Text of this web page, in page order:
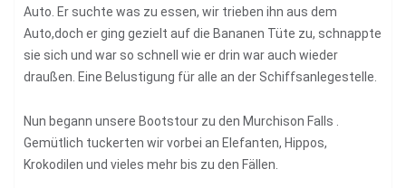
Auto. Er suchte was zu essen, wir trieben ihn aus dem
Auto,doch er ging gezielt auf die Bananen Tüte zu, schnappte
sie sich und war so schnell wie er drin war auch wieder
draußen. Eine Belustigung für alle an der Schiffsanlegestelle.
Nun begann unsere Bootstour zu den Murchison Falls .
Gemütlich tuckerten wir vorbei an Elefanten, Hippos,
Krokodilen und vieles mehr bis zu den Fällen.